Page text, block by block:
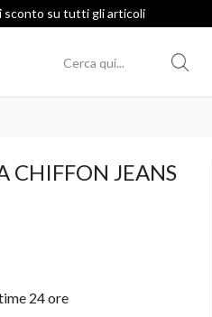
a 49€
CHIFFON JEANS
24 ore